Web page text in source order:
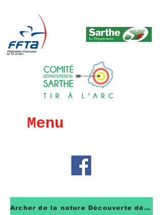
Menu
Archer de la nature Découverte déc 25